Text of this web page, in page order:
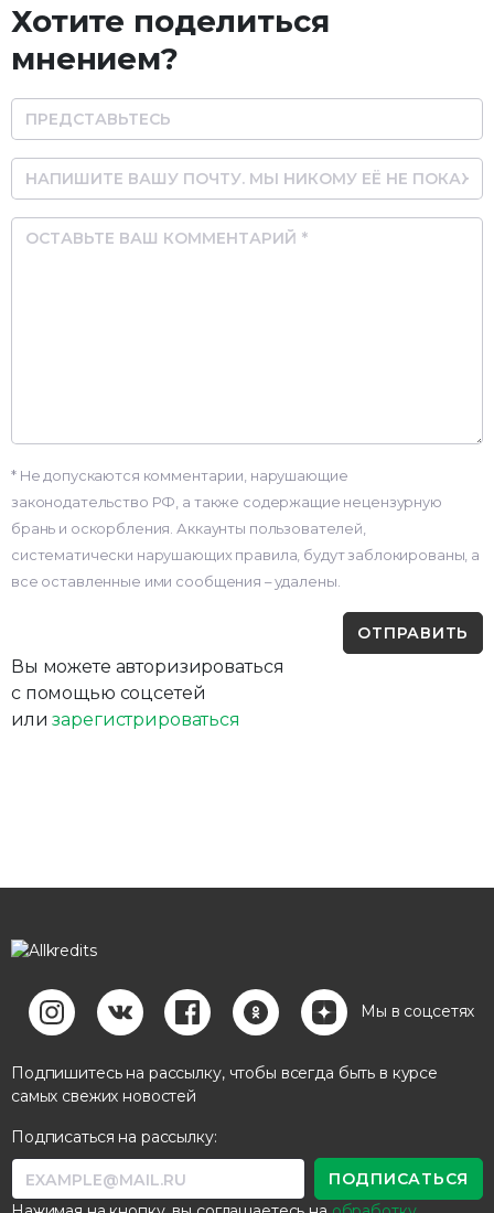
Хотите поделиться
мнением?
Name
Email
Comment
* Не допускаются комментарии, нарушающие
законодательство РФ, а также содержащие нецензурную
брань и оскорбления. Аккаунты пользователей,
систематически нарушающих правила, будут заблокированы, а
все оставленные ими сообщения – удалены.
Вы можете авторизироваться
с помощью соцсетей
илизарегистрироваться
Мы в соцсетях
Подпишитесь на рассылку, чтобы всегда быть в курсе
самых свежих новостей
Подписаться на рассылку: